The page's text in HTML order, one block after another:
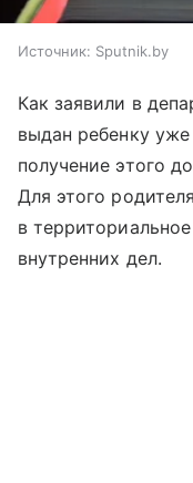
Источник: Sputnik.by
Как заявили в
выдан ребенку
получение этого
Для этого
в
внутренних дел.